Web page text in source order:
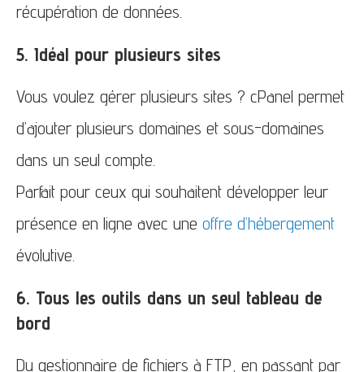
récupération de données.
5. Idéal pour plusieurs sites
Vous voulez gérer plusieurs sites ? cPanel permet
d’ajouter plusieurs domaines et sous-domaines
dans un seul compte.
Parfait pour ceux qui souhaitent développer leur
présence en ligne avec une offre d’hébergement
évolutive.
6. Tous les outils dans un seul tableau de
bord
Du gestionnaire de fichiers à FTP, en passant par